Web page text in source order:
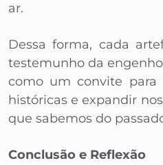
ar.
Dessa forma, cada
testemunho da
como um convite para
históricas e expandir
que sabemos do
Conclusão e Reflexão